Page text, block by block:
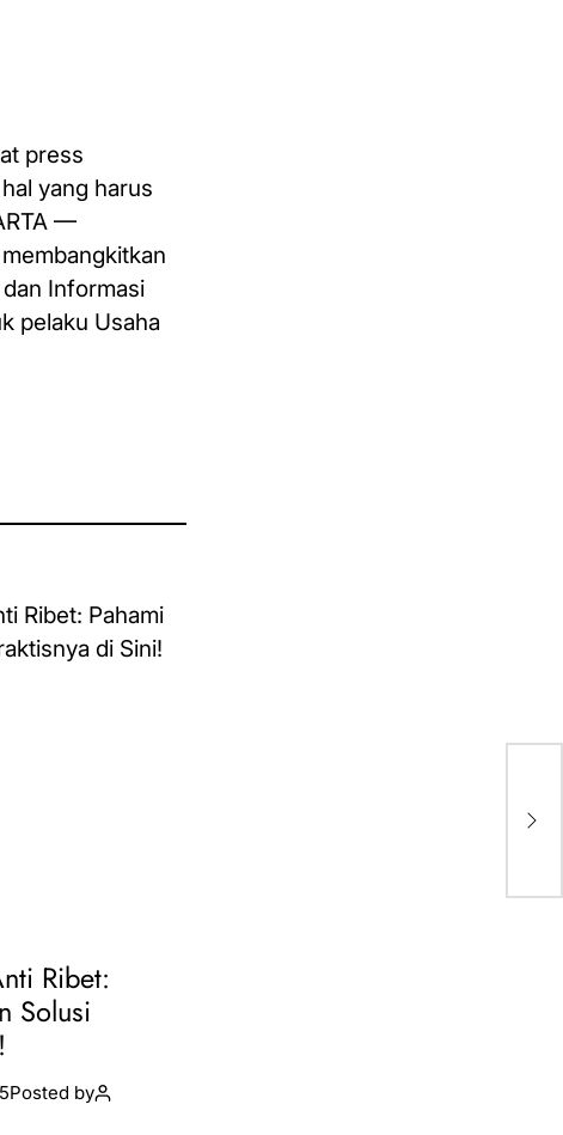
press
yang harus
—
Informasi
pelaku Usaha
Ribet:
Solusi
Posted by